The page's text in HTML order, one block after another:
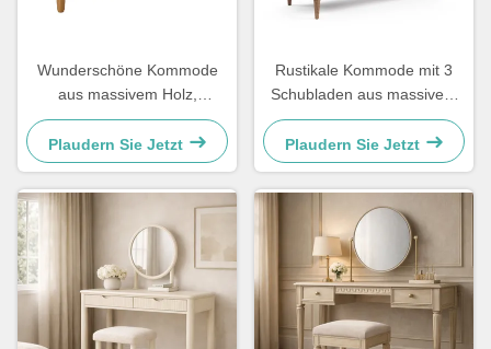
Wunderschöne Kommode
aus massivem Holz,
Sideboard-Buffet-Schrank
aus Natureiche
Plaudern Sie Jetzt
Rustikale Kommode mit 3
Schubladen aus massivem
Holz, modernes Design mit
geschnitzten Details
Plaudern Sie Jetzt